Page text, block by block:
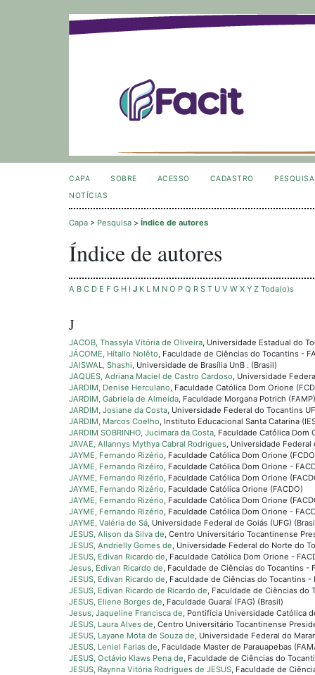
CAPA SOBRE ACESSO CADASTRO
PESQUISA
NOTÍCIAS
Capa > Pesquisa > Índice de autores
Índice de autores
A B C D E F G H I J K L M N O P Q R S T U V W X Y Z Toda(o)s
J
JACOB, Thassyla Vitória de Oliveira, Universidade Estadual do
JÁCOME, Hítallo Nolêto, Faculdade de Ciências do Tocantins -
JAISWAL, Shashi, Universidade de Brasília UnB . (Brasil)
JAQUES, Adriana Maciel de Castro Cardoso, Universidade
JARDIM, Denise Herculano, Faculdade Católica Dom Orione
JARDIM, Gabriela de Almeida, Faculdade Morgana Potrich
JARDIM, Josiane da Costa, Universidade Federal do Tocantins
JARDIM, Marcos Coelho, Instituto Educacional Santa Catarina
JARDIM SOBRINHO, Jucimara da Costa, Faculdade Católica Dom
JAVAE, Allannys Mythya Cabral Rodrigues, Universidade Federal
JAYME, Fernando Rizério, Faculdade Católica Dom Orione
JAYME, Fernando Rizéiro, Faculdade Católica Dom Orione -
JAYME, Fernando Rizério, Faculdade Católica Dom Orione
JAYME, Fernando Rizério, Faculdade Católica Orione (FACDO)
JAYME, Fernando Rizério, Faculdade Católica Dom Orione
JAYME, Fernando Rizério, Faculdade Católica Dom Orione -
JAYME, Valéria de Sá, Universidade Federal de Goiás (UFG)
JESUS, Alison da Silva de, Centro Universitário Tocantinense
JESUS, Andrielly Gomes de, Universidade Federal do Norte do
JESUS, Edivan Ricardo de, Faculdade Católica Dom Orione -
Jesus, Edivan Ricardo de, Faculdade de Ciências do Tocantins -
JESUS, Edivan Ricardo de, Faculdade de Ciências do Tocantins -
JESUS, Edivan Ricardo de Ricardo de, Faculdade de Ciências do
JESUS, Eliene Borges de, Faculdade Guaraí (FAG) (Brasil)
Jesus, Jaqueline Francisca de, Pontifícia Universidade Católica
JESUS, Laura Alves de, Centro Universitário Tocantinense
JESUS, Layane Mota de Souza de, Universidade Federal do
JESUS, Leniel Farias de, Faculdade Master de Parauapebas
JESUS, Octávio Klaws Pena de, Faculdade de Ciências do
JESUS, Raynna Vitória Rodrigues de JESUS, Faculdade de